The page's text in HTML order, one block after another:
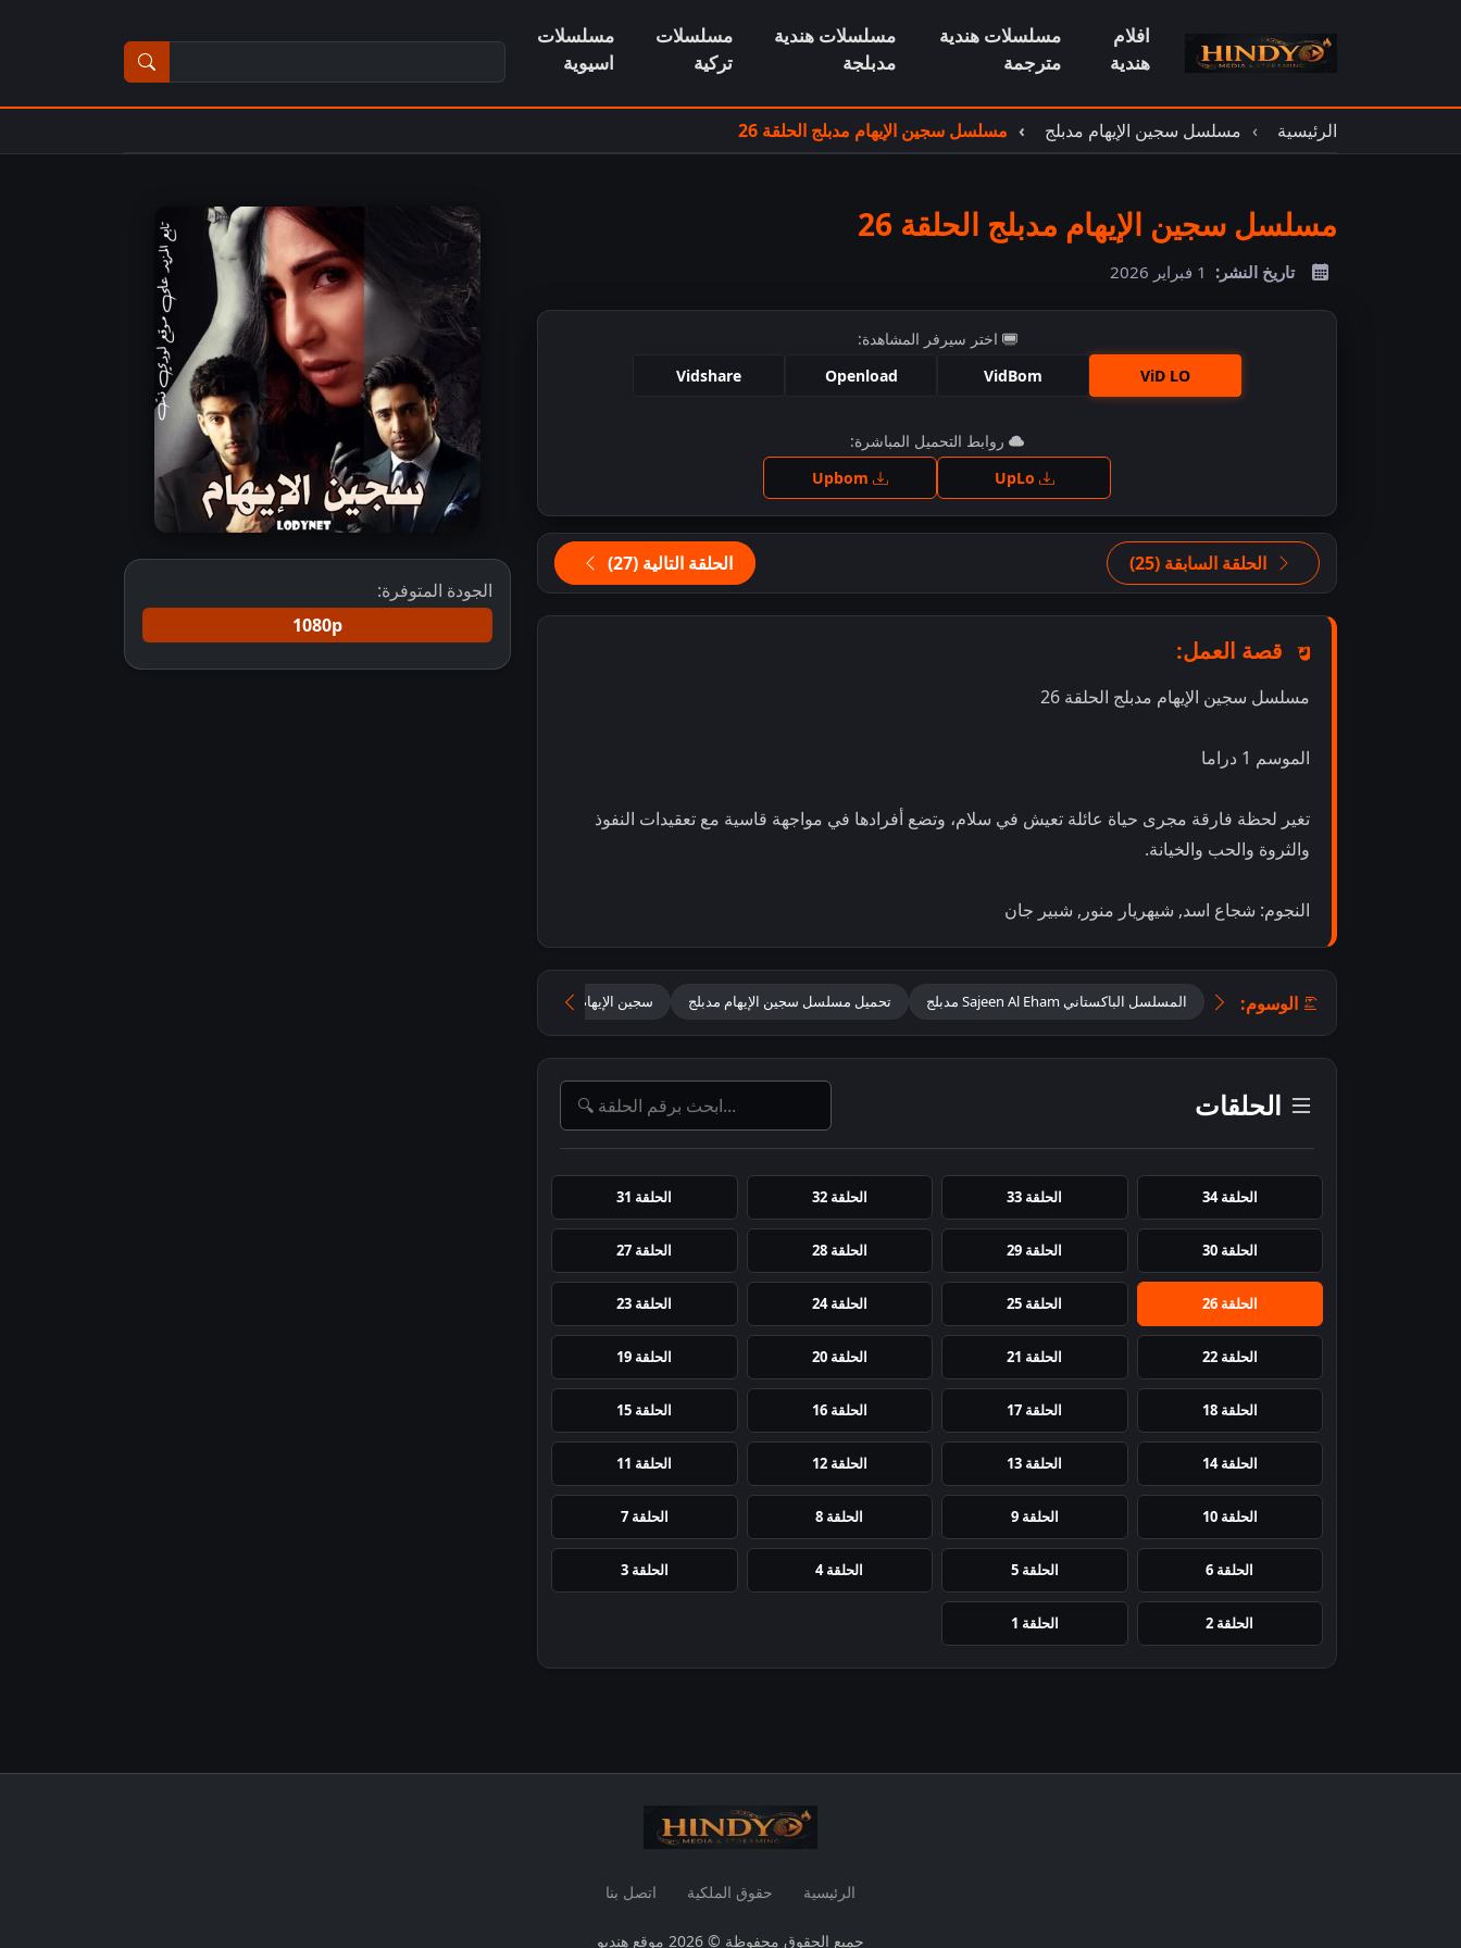
افلام
هندية
مسلسلات هندية
مترجمة
مسلسلات هندية
مدبلجة
مسلسلات
تركية
مسلسلات
اسيوية
الرئيسية مسلسل سجين الإيهام مدبلج مسلسل سجين الإيهام مدبلج الحلقة 26
مسلسل سجين الإيهام مدبلج الحلقة 26
تاريخ النشر: 1 فبراير 2026
اختر سيرفر المشاهدة:
ViD LO
VidBom
Openload
Vidshare
اضغط للمشاهدة
روابط التحميل المباشرة:
الحلقة السابقة (25) الحلقة التالية (27)
قصة العمل:
مسلسل سجين الإيهام مدبلج الحلقة 26
الموسم 1 دراما
تغير لحظة فارقة مجرى حياة عائلة تعيش في سلام، وتضع أفرادها في مواجهة قاسية مع تعقيدات النفوذ
والثروة والحب والخيانة.
النجوم: شجاع اسد, شيهريار منور, شبير جان
الوسوم: المسلسل الباكستاني Sajeen Al Eham مدبلج تحميل مسلسل سجين الإيهام مدبلج سجين الإيهام مدبلج بطولة شجاع أسد وشهريار منور وشبير جان
الحلقات
الحلقة 34 الحلقة 33 الحلقة 32 الحلقة 31
الحلقة 30 الحلقة 29 الحلقة 28 الحلقة 27
الحلقة 26 الحلقة 25 الحلقة 24 الحلقة 23
الحلقة 22 الحلقة 21 الحلقة 20 الحلقة 19
الحلقة 18 الحلقة 17 الحلقة 16 الحلقة 15
الحلقة 14 الحلقة 13 الحلقة 12 الحلقة 11
الحلقة 10 الحلقة 9 الحلقة 8 الحلقة 7
الحلقة 6 الحلقة 5 الحلقة 4 الحلقة 3
الحلقة 2 الحلقة 1
الجودة المتوفرة:
1080p
الرئيسية حقوق الملكية اتصل بنا
جميع الحقوق محفوظة © 2026 موقع هنديو